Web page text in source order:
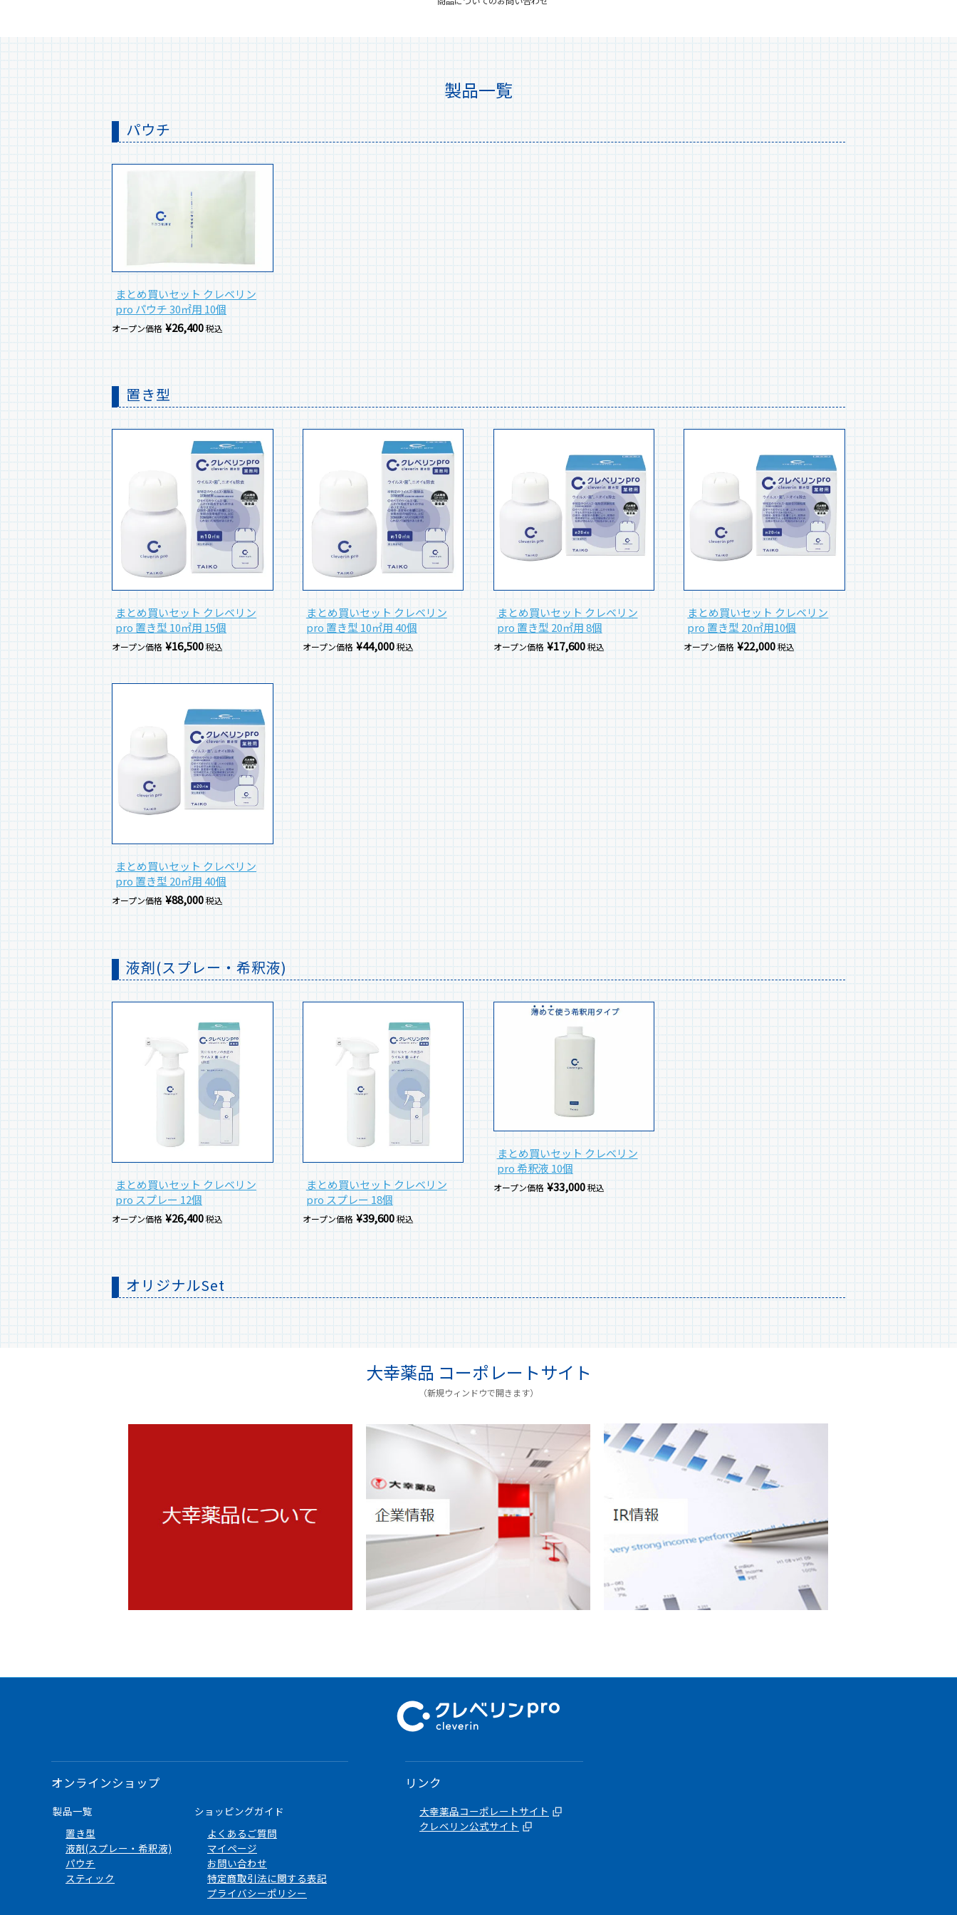
製品一覧
パウチ
まとめ買いセット クレベリン
pro パウチ 30㎡用 10個
オープン価格 ¥26,400税込
置き型
まとめ買いセット クレベリン
pro 置き型 10㎡用 15個
オープン価格 ¥16,500税込
まとめ買いセット クレベリン
pro 置き型 10㎡用 40個
オープン価格 ¥44,000税込
まとめ買いセット クレベリン
pro 置き型 20㎡用 8個
オープン価格 ¥17,600 税込
まとめ買いセット クレベリン
pro 置き型 20㎡用10個
オープン価格 ¥22,000税込
まとめ買いセット クレベリン
pro 置き型 20㎡用 40個
オープン価格 ¥88,000税込
液剤(スプレー・希釈液)
まとめ買いセット クレベリン
pro スプレー 12個
オープン価格 ¥26,400税込
まとめ買いセット クレベリン
pro スプレー 18個
オープン価格 ¥39,600税込
まとめ買いセット クレベリン
pro 希釈液 10個
オープン価格 ¥33,000税込
オリジナルSet
大幸薬品 コーポレートサイト
（新規ウィンドウで開きます）
オンラインショップ
製品一覧
置き型
液剤(スプレー・希釈液)
パウチ
スティック
ショッピングガイド
よくあるご質問
マイページ
お問い合わせ
特定商取引法に関する表記
プライバシーポリシー
リンク
大幸薬品コーポレートサイト
クレベリン公式サイト